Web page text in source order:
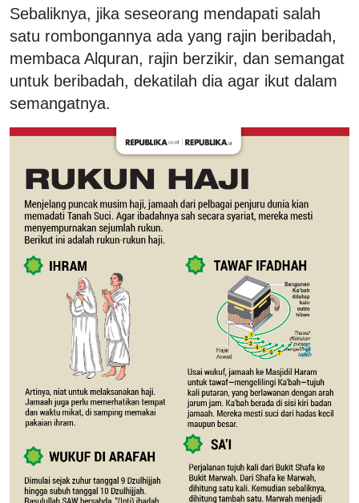
Sebaliknya, jika seseorang mendapati salah
satu rombongannya ada yang rajin beribadah,
membaca Alquran, rajin berzikir, dan semangat
untuk beribadah, dekatilah dia agar ikut dalam
semangatnya.